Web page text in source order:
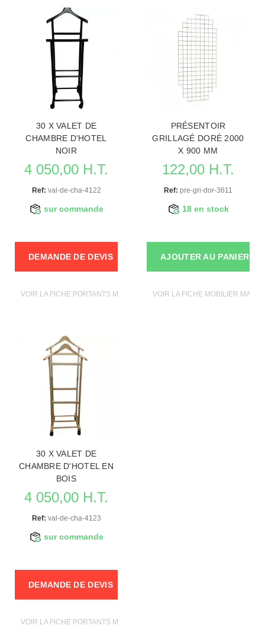
30 X VALET DE
CHAMBRE D'HOTEL
NOIR
4 050,00 H.T.
Ref: val-de-cha-4122
sur commande
DEMANDE DE DEVIS
VOIR LA FICHE PORTANTS MAGASIN
PRÉSENTOIR
GRILLAGÉ DORÉ 2000
X 900 MM
122,00 H.T.
Ref: pre-gri-dor-3611
18 en stock
AJOUTER AU PANIER
VOIR LA FICHE MOBILIER
30 X VALET DE
CHAMBRE D'HOTEL EN
BOIS
4 050,00 H.T.
Ref: val-de-cha-4123
sur commande
DEMANDE DE DEVIS
VOIR LA FICHE PORTANTS MAGASIN